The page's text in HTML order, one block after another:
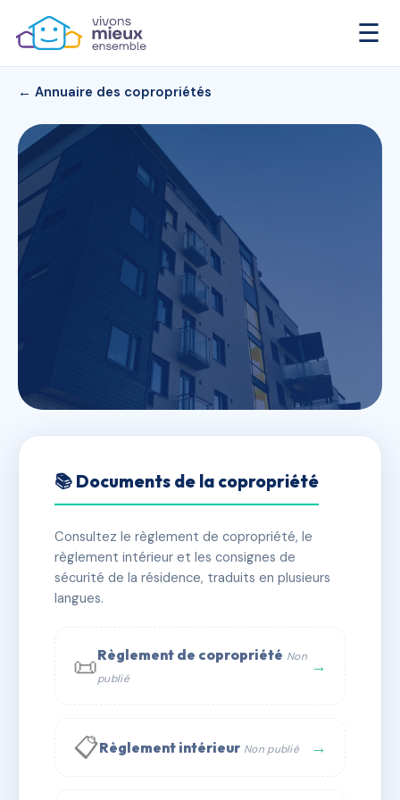
☰
← Annuaire des copropriétés
29 G.PICARD
✓ Immatriculée 🏠 40 lots 🏗 1 bâtiment(s)
📞 Contacter Syndic Digital
📚 Documents de la copropriété
Consultez le règlement de copropriété, le
règlement intérieur et les consignes de
sécurité de la résidence, traduits en plusieurs
langues.
📜Règlement de copropriété Non
publié
→
📋Règlement intérieur Non publié →